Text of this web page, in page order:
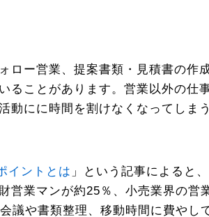
ロー営業、提案書類・見積書の作
ることがあります。営業以外の仕
動にに時間を割けなくなってしまう
イントとは 」という記事によると、
営業マンが約25％、小売業界の営
議や書類整理、移動時間に費やし